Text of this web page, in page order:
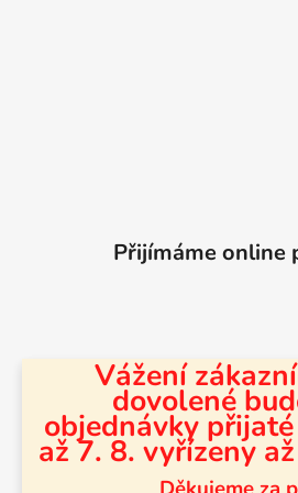
Vážení
dovolené
objednávky
až 7. 8. vyřízeny
Přijímáme online